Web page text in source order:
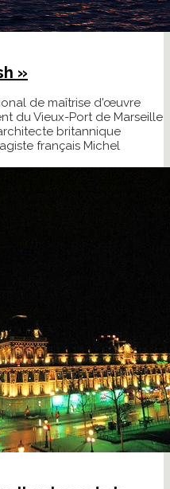
»
de maîtrise d'œuvre
du Vieux-Port de Marseille
britannique
français Michel